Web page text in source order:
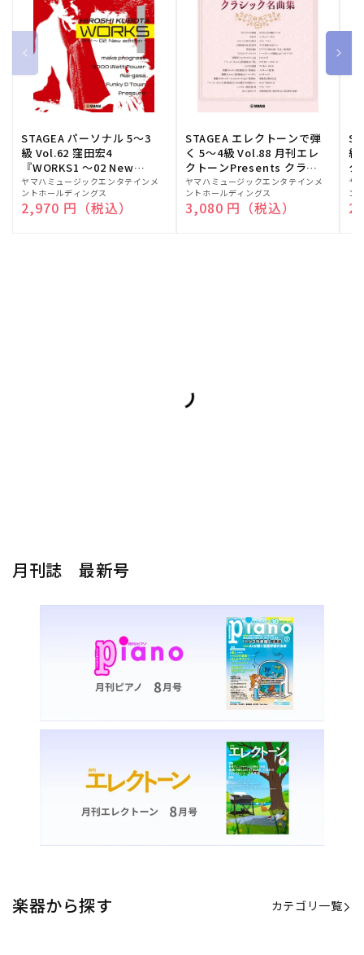
STAGEA パーソナル 5～3
級 Vol.62 窪田宏4
『WORKS1 ～02 New
edition～』
販
売
元:
ヤマハミュージックエンタテインメ
ントホールディングス
通常価格
2,970 円（税込）
STAGEA エレクトーンで弾
く 5～4級 Vol.88 月刊エレ
クトーンPresents クラシ
ック名曲集
販
売
元:
ヤマハミュージックエンタテインメ
ントホールディングス
通常価格
3,080 円（税込）
級
ク
販
売
元:
ヤ
ン
カテゴリ一覧